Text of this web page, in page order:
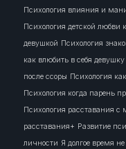
Психология влияния и
Психология детской любви
девушкой Психология
как влюбить в себя девушку
после ссоры Психология
Психология когда парень
Психология расставания
расставания+ Развитие
личности Я долгое время